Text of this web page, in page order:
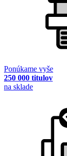
Ponúkame vyše
250 000 titulov
na sklade